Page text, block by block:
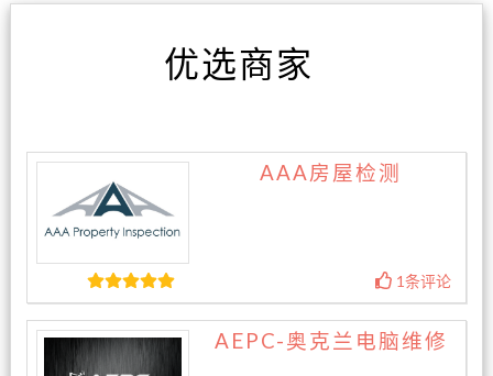
优选商家
AAA房屋检测
1条评论
AEPC-奥克兰电脑维修